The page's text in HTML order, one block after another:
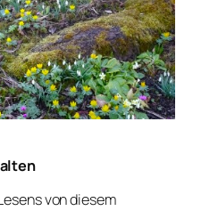
von diesem